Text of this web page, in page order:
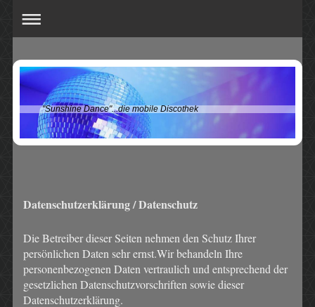
"Sunshine Dance"...die mobile Discothek
Datenschutzerklärung / Datenschutz
Die Betreiber dieser Seiten nehmen den Schutz Ihrer
persönlichen Daten sehr ernst.Wir behandeln Ihre
personenbezogenen Daten vertraulich und entsprechend der
gesetzlichen Datenschutzvorschriften sowie dieser
Datenschutzerklärung.